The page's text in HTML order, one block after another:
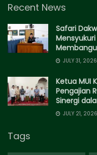
Recent News
Safari
JULY 31, 2026
Ketua MUI
Pengajian
Sinergi
JULY 21, 2026
Tags